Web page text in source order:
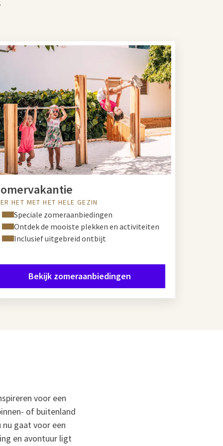
HET MET HET HELE GEZIN
Speciale zomeraanbiedingen
Ontdek de mooiste plekken en activiteiten
Inclusief uitgebreid ontbijt
Bekijk zomeraanbiedingen
voor een
of buitenland
gaat voor een
en avontuur ligt